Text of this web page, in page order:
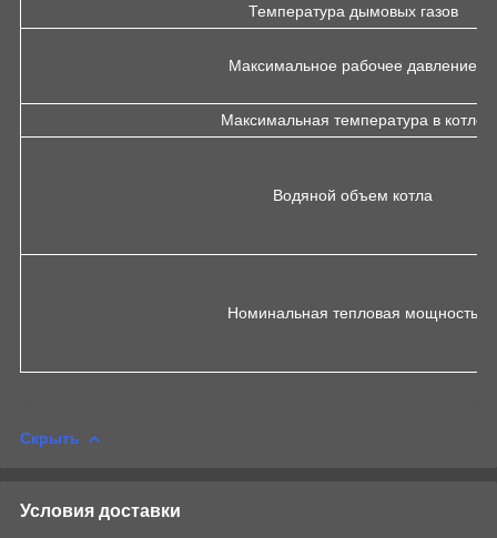
Температура дымовых газов
Максимальное рабочее давление
Максимальная температура в котле
Водяной объем котла
Номинальная тепловая мощность
Скрыть
Условия доставки